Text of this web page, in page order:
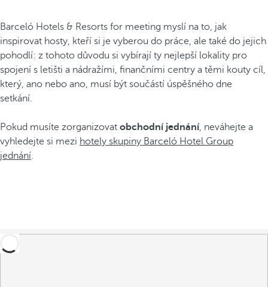
Barceló Hotels & Resorts for meeting myslí na to, jak
inspirovat hosty, kteří si je vyberou do práce, ale také do jejich
pohodlí: z tohoto důvodu si vybírají ty nejlepší lokality pro
spojení s letišti a nádražími, finančními centry a těmi kouty cíl,
který, ano nebo ano, musí být součástí úspěšného dne
setkání.
Pokud musíte zorganizovat obchodní jednání, neváhejte a
vyhledejte si mezi hotely skupiny Barceló Hotel Group
jednání.